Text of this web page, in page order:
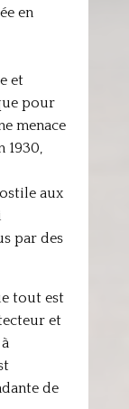
en
et
pour
menace
1930,
aux
par des
tout est
et
de